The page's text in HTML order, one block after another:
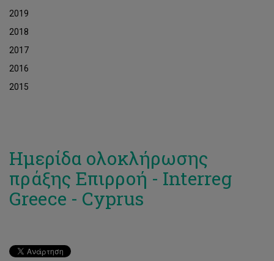
2019
2018
2017
2016
2015
Ημερίδα ολοκλήρωσης
πράξης Επιρροή - Interreg
Greece - Cyprus